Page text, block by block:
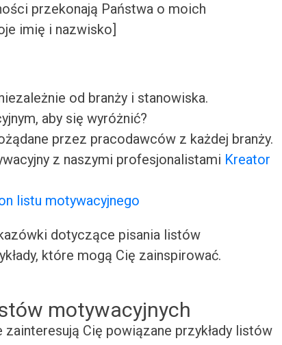
przekonają Państwa o moich
imię i nazwisko]
od branży i stanowiska.
aby się wyróżnić?
przez pracodawców z każdej branży.
z naszymi profesjonalistami Kreator
listu motywacyjnego
dotyczące pisania listów
które mogą Cię zainspirować.
motywacyjnych
Cię powiązane przykłady listów